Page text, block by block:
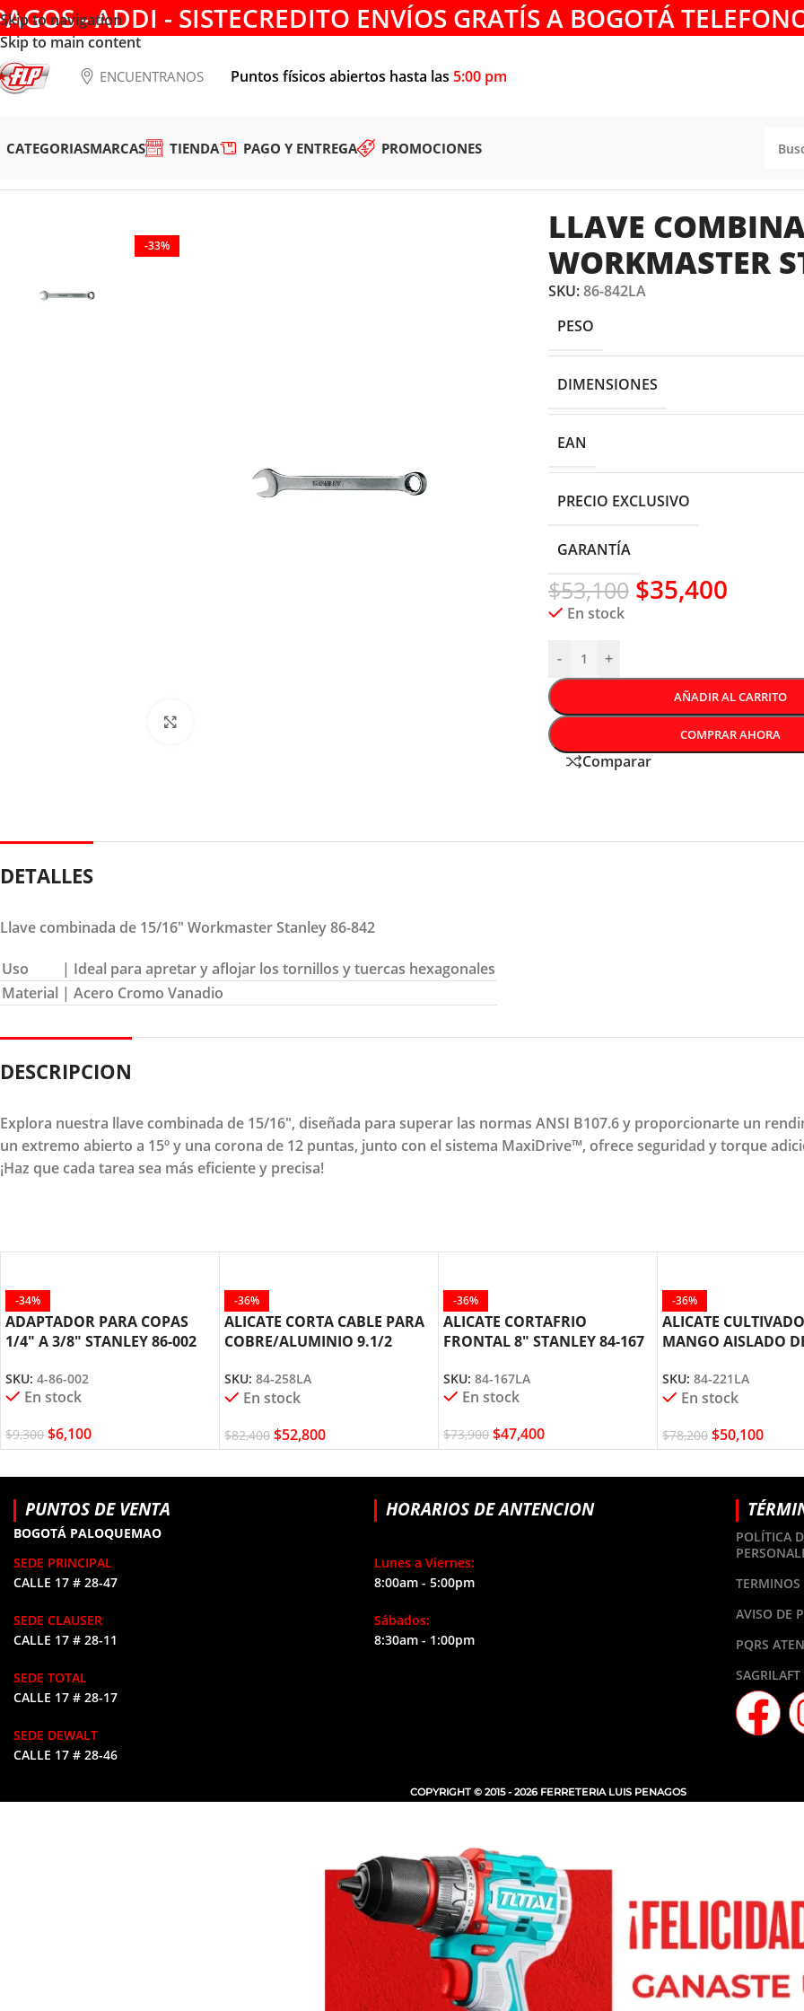
Skip to navigation
Skip to main content
- ADDI - SISTECREDITO ENVÍOS GRATÍS A BOGOTÁ
ENCUENTRANOS Puntos físicos abiertos hasta las 5:00 pm
CATEGORIASMARCAS TIENDA PAGO Y ENTREGA PROMOCIONES
-33%
LLAVE
WORKMASTER
SKU:86-842LA
PESO
DIMENSIONES
EAN
PRECIO EXCLUSIVO
GARANTÍA
$53,100 $35,400
En stock
- +
AÑADIR AL CARRITO
COMPRAR AHORA
Comparar
DETALLES
Llave combinada de 15/16″ Workmaster Stanley 86-842
Uso
| Ideal para apretar y aflojar los tornillos y tuercas hexagonales
Material | Acero Cromo Vanadio
DESCRIPCION
Explora nuestra llave combinada de 15/16", diseñada para superar las normas ANSI B107.6 y proporcionarte un
un extremo abierto a 15º y una corona de 12 puntas, junto con el sistema MaxiDrive™, ofrece seguridad y torque
¡Haz que cada tarea sea más eficiente y precisa!
-34%
ADAPTADOR PARA COPAS
1/4″ A 3/8″ STANLEY 86-002
SKU: 4-86-002
En stock
$9,300 $6,100
-36%
ALICATE CORTA CABLE PARA
COBRE/ALUMINIO 9.1/2
SKU: 84-258LA
En stock
$82,400 $52,800
-36%
ALICATE CORTAFRIO
FRONTAL 8″ STANLEY 84-167
SKU: 84-167LA
En stock
$73,900 $47,400
-36%
ALICATE
MANGO AISLADO
SKU: 84-221LA
En stock
$78,200 $50,100
PUNTOS DE VENTA
BOGOTÁ PALOQUEMAO
SEDE PRINCIPAL
CALLE 17 # 28-47
SEDE CLAUSER
CALLE 17 # 28-11
SEDE TOTAL
CALLE 17 # 28-17
SEDE DEWALT
CALLE 17 # 28-46
HORARIOS DE ANTENCION
Lunes a Viernes:
8:00am - 5:00pm
Sábados:
8:30am - 1:00pm
POLÍTICA
TERMINOS
AVISO DE
PQRS
SAGRILAFT
COPYRIGHT © 2015 - 2026 FERRETERIA LUIS PENAGOS